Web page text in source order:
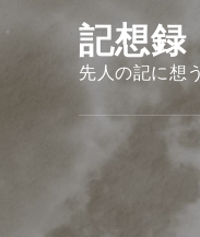
to
記想録
先人の記に想